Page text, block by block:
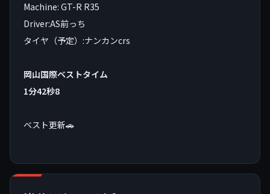
Machine: GT-R R35
Driver:AS前っち
タイヤ（予定）:ナンカンcrs
岡山国際ベストタイム
1分42秒8
ベスト更新🚗